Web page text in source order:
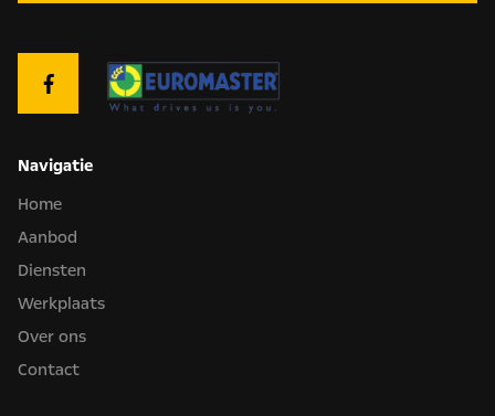
Navigatie
Home
Aanbod
Diensten
Werkplaats
Over ons
Contact